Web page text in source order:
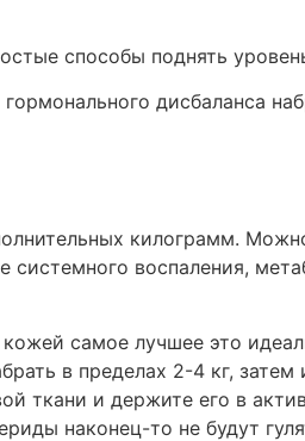
способы поднять
дисбаланса
килограмм.
воспаления,
самое лучшее это
в пределах 2-4 кг,
ткани и держите его в
наконец-то не будут